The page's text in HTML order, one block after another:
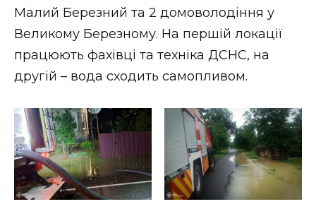
Малий Березний та 2 домоволодіння у
Великому Березному. На першій локації
працюють фахівці та техніка ДСНС, на
другій – вода сходить самопливом.